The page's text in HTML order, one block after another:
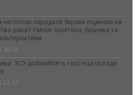
готові передати Україні ліцензію на
ракет Patriot: політика, безпека та
20:24
ЗСУ добомблять і всі інші склади
11:31